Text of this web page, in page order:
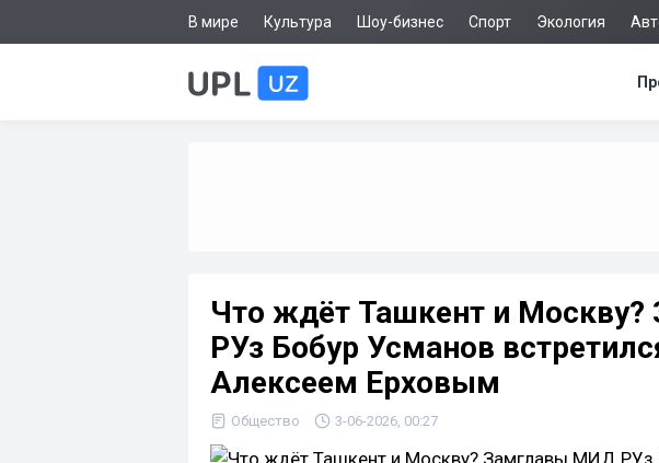
В мире Культура Шоу-бизнес Спорт Экология
Что ждёт Ташкент и
РУз Бобур Усманов
Алексеем Ерховым
Общество 3-06-2026, 00:27